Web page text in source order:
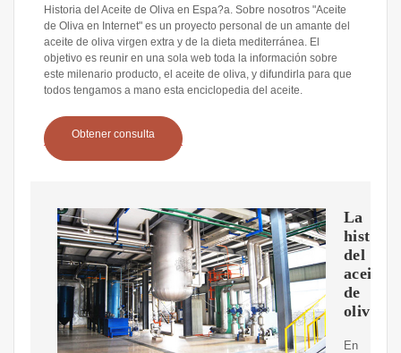
Historia del Aceite de Oliva en Espa?a. Sobre nosotros "Aceite
de Oliva en Internet" es un proyecto personal de un amante del
aceite de oliva virgen extra y de la dieta mediterránea. El
objetivo es reunir en una sola web toda la información sobre
este milenario producto, el aceite de oliva, y difundirla para que
todos tengamos a mano esta enciclopedia del aceite.
Obtener consulta
La
historia
del
aceite
de
oliva
En